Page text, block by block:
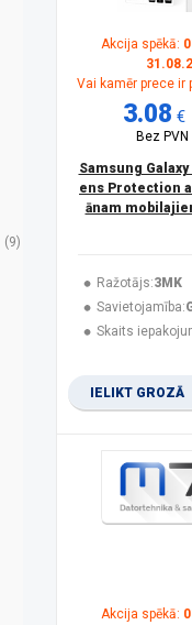
(9)
Akcija spēkā:
Vai kamēr prece ir
3.08 €
Bez PVN
Samsung Galaxy
ens Protection
ānam
Ražotājs:3MK
Savietojamība:
Skaits
IELIKT GROZĀ
Akcija spēkā: